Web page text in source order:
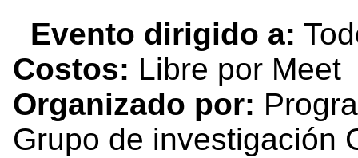
Evento dirigido a:
Costos: Libre por Meet
Organizado por:
Grupo de investigación